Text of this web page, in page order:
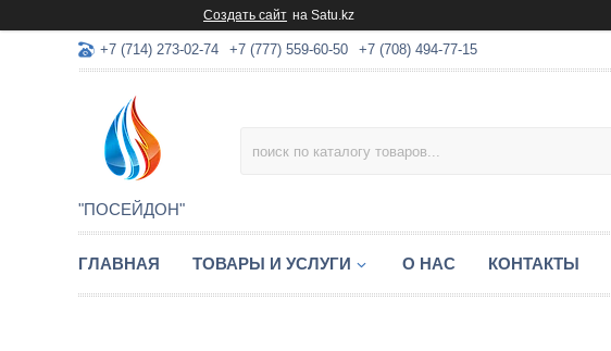
Создать сайт на Satu.kz
+7 (714) 273-02-74 +7 (777) 559-60-50 +7 (708) 494-77-15
"ПОСЕЙДОН"
ГЛАВНАЯ ТОВАРЫ И УСЛУГИ О НАС КОНТАКТЫ